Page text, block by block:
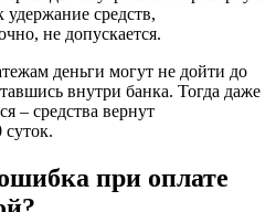
удержание средств,
не допускается.
деньги могут не дойти до
внутри банка. Тогда даже
– средства вернут
суток.
при оплате